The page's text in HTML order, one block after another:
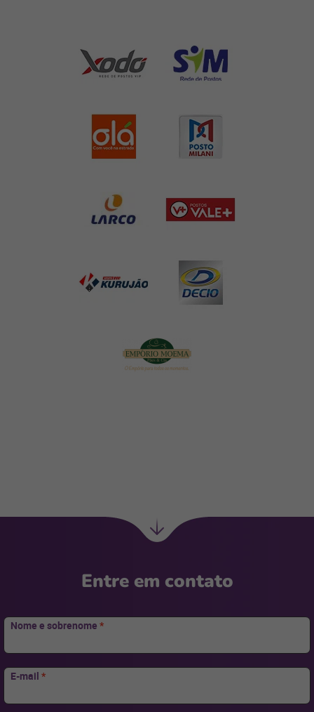
Ir
Entre em contato
Nome e sobrenome *
E-mail *